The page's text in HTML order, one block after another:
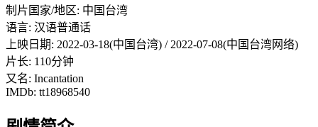
制片国家/地区: 中国台湾
语言: 汉语普通话
上映日期: 2022-03-18(中国台湾) / 2022-07-08(中国台湾网络)
片长: 110分钟
又名: Incantation
IMDb: tt18968540